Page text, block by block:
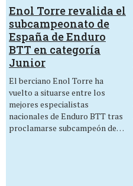
Enol Torre revalida el
subcampeonato de
España de Enduro
BTT en categoría
Junior
El berciano Enol Torre ha
vuelto a situarse entre los
mejores especialistas
nacionales de Enduro BTT tras
proclamarse subcampeón de…